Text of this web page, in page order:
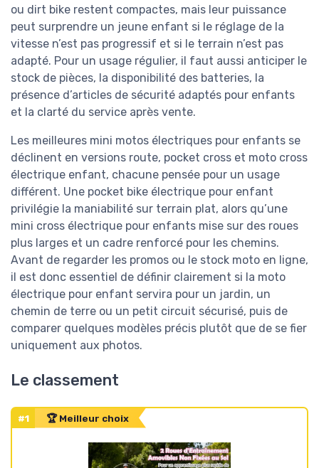
ou dirt bike restent compactes, mais leur puissance
peut surprendre un jeune enfant si le réglage de la
vitesse n’est pas progressif et si le terrain n’est pas
adapté. Pour un usage régulier, il faut aussi anticiper le
stock de pièces, la disponibilité des batteries, la
présence d’articles de sécurité adaptés pour enfants
et la clarté du service après vente.
Les meilleures mini motos électriques pour enfants se
déclinent en versions route, pocket cross et moto cross
électrique enfant, chacune pensée pour un usage
différent. Une pocket bike électrique pour enfant
privilégie la maniabilité sur terrain plat, alors qu’une
mini cross électrique pour enfants mise sur des roues
plus larges et un cadre renforcé pour les chemins.
Avant de regarder les promos ou le stock moto en ligne,
il est donc essentiel de définir clairement si la moto
électrique pour enfant servira pour un jardin, un
chemin de terre ou un petit circuit sécurisé, puis de
comparer quelques modèles précis plutôt que de se fier
uniquement aux photos.
Le classement
#1 🏆 Meilleur choix